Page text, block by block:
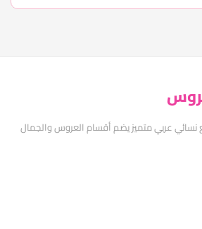
عربي متميز يضم أقسام العروس والجمال